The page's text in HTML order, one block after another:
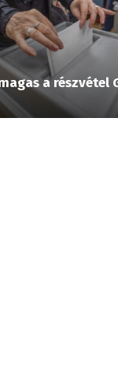
a részvétel